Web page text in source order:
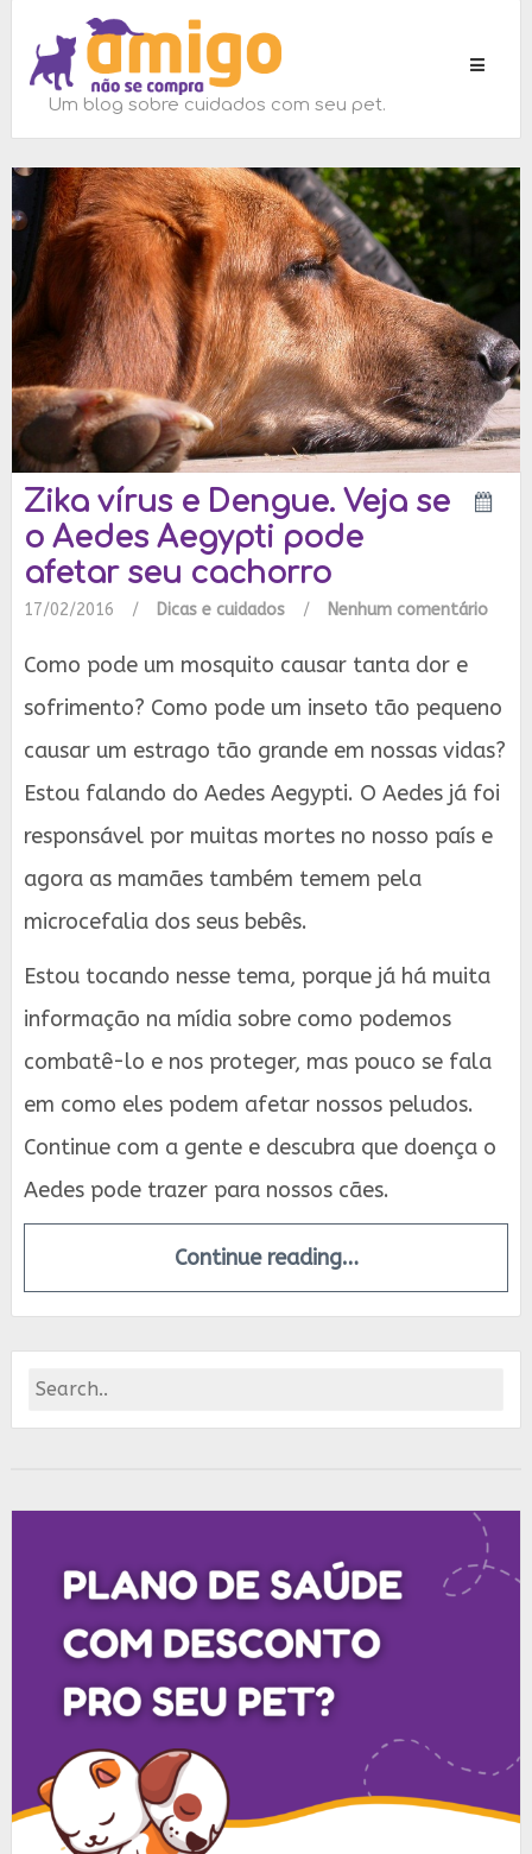
Toggle
Um blog sobre cuidados com seu pet.
Zika vírus e Dengue. Veja se
o Aedes Aegypti pode
afetar seu cachorro
17/02/2016 / Dicas e cuidados / Nenhum comentário
Como pode um mosquito causar tanta dor e
sofrimento? Como pode um inseto tão pequeno
causar um estrago tão grande em nossas vidas?
Estou falando do Aedes Aegypti. O Aedes já foi
responsável por muitas mortes no nosso país e
agora as mamães também temem pela
microcefalia dos seus bebês.
Estou tocando nesse tema, porque já há muita
informação na mídia sobre como podemos
combatê-lo e nos proteger, mas pouco se fala
em como eles podem afetar nossos peludos.
Continue com a gente e descubra que doença o
Aedes pode trazer para nossos cães.
Continue reading…